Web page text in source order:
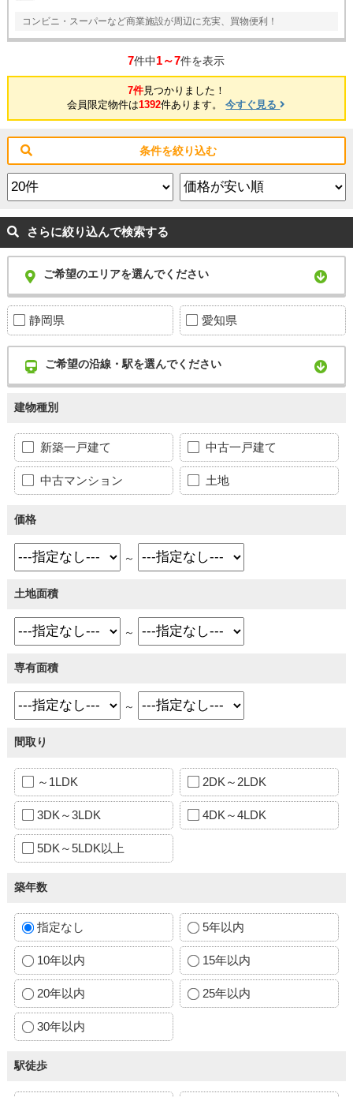
コンビニ・スーパーなど商業施設が周辺に充実、買物便利！
7件中1～7件を表示
7件見つかりました！
会員限定物件は1392件あります。今すぐ見る
条件を絞り込む
さらに絞り込んで検索する
ご希望のエリアを選んでください
静岡県 愛知県
ご希望の沿線・駅を選んでください
建物種別
新築一戸建て 中古一戸建て
中古マンション 土地
価格
～
土地面積
～
専有面積
～
間取り
～1LDK 2DK～2LDK
3DK～3LDK 4DK～4LDK
5DK～5LDK以上
築年数
指定なし 5年以内
10年以内 15年以内
20年以内 25年以内
30年以内
駅徒歩